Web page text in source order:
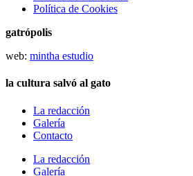
Política de Cookies
gatrópolis
web: mintha estudio
la cultura salvó al gato
La redacción
Galería
Contacto
La redacción
Galería